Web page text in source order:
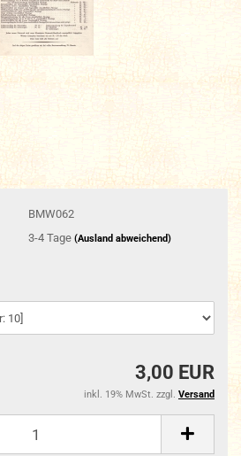
BMW062
3-4 Tage (Ausland abweichend)
3,00 EUR
inkl. 19% MwSt. zzgl. Versand